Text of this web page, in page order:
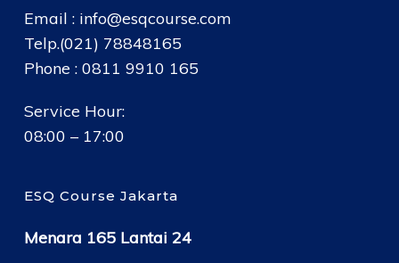
Email : info@esqcourse.com
Telp.(021) 78848165
Phone : 0811 9910 165
Service Hour:
08:00 – 17:00
ESQ Course Jakarta
Menara 165 Lantai 24